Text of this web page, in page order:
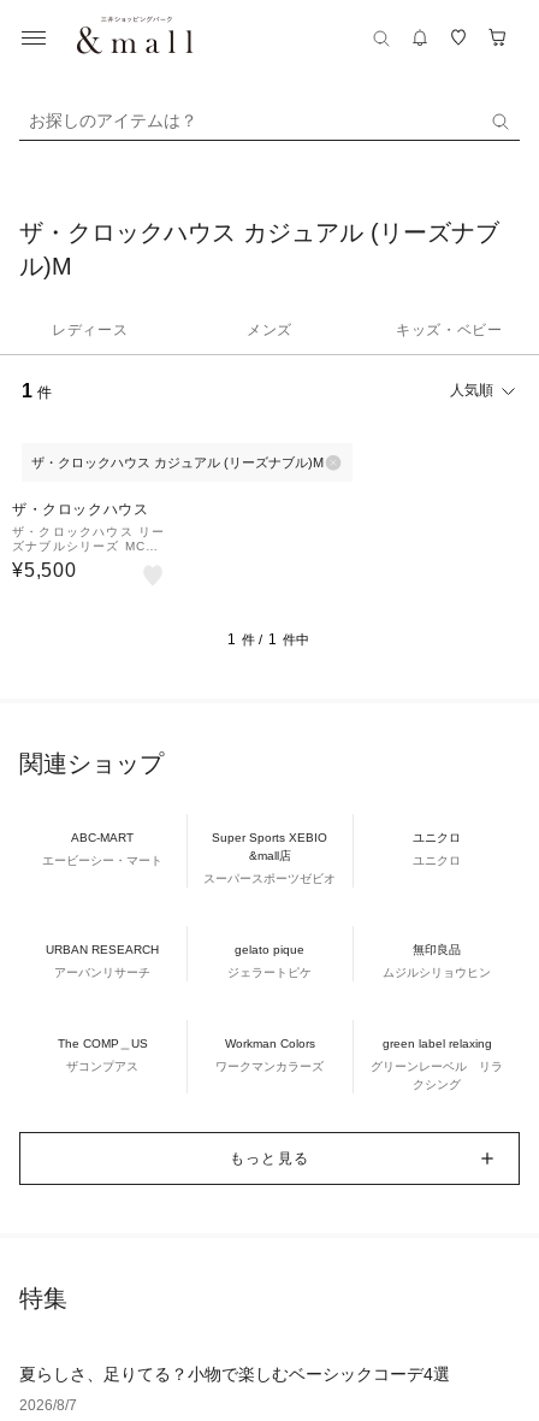
お探しのアイテムは？
ザ・クロックハウス カジュアル (リーズナブ
ル)M
レディース メンズ キッズ・ベビー
1 件 人気順
ザ・クロックハウス カジュアル (リーズナブル)M
ザ・クロックハウス
ザ・クロックハウス リー
ズナブルシリーズ MCA5
002-GR1B メンズ 腕時
計 クオーツ 電池式 カジ
¥5,500
1 件 / 1 件中
関連ショップ
ABC-MART
エービーシー・マート
Super Sports XEBIO
&mall店
スーパースポーツゼビオ
ユニクロ
ユニクロ
URBAN RESEARCH
アーバンリサーチ
gelato pique
ジェラートピケ
無印良品
ムジルシリョウヒン
The COMP＿US
ザコンプアス
Workman Colors
ワークマンカラーズ
green label relaxing
グリーンレーベル リラ
クシング
もっと見る
特集
夏らしさ、足りてる？小物で楽しむベーシックコーデ4選
2026/8/7